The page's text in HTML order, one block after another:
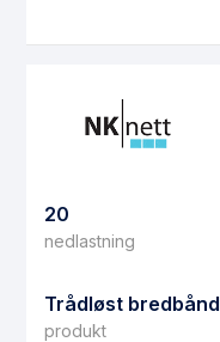
20
nedlastning
Trådløst bredbånd
produkt